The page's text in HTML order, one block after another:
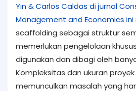
Yin & Carlos Caldas di jurnal
Management and Economics ini
scaffolding sebagai struktur
memerlukan pengelolaan
digunakan dan dibagi oleh
Kompleksitas dan ukuran
memunculkan masalah yang